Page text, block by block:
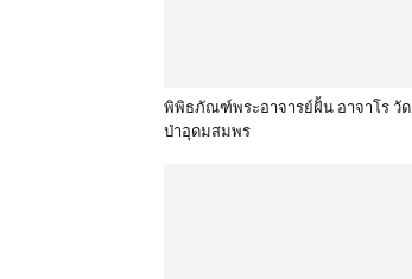
พิพิธภัณฑ์พระอาจารย์ฝั้น อาจาโร วัด
ป่าอุดมสมพร